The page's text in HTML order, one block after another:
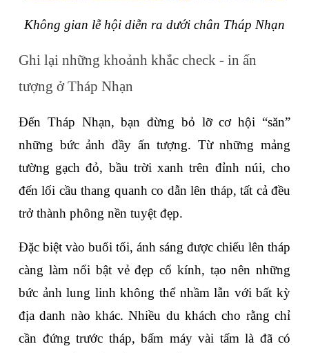
Không gian lễ hội diễn ra dưới chân Tháp Nhạn
Ghi lại những khoảnh khắc check - in ấn
tượng ở Tháp Nhạn
Đến Tháp Nhạn, bạn đừng bỏ lỡ cơ hội “săn”
những bức ảnh đầy ấn tượng. Từ những mảng
tường gạch đỏ, bầu trời xanh trên đỉnh núi, cho
đến lối cầu thang quanh co dẫn lên tháp, tất cả đều
trở thành phông nền tuyệt đẹp.
Đặc biệt vào buổi tối, ánh sáng được chiếu lên tháp
càng làm nổi bật vẻ đẹp cổ kính, tạo nên những
bức ảnh lung linh không thể nhầm lẫn với bất kỳ
địa danh nào khác. Nhiều du khách cho rằng chỉ
cần đứng trước tháp, bấm máy vài tấm là đã có